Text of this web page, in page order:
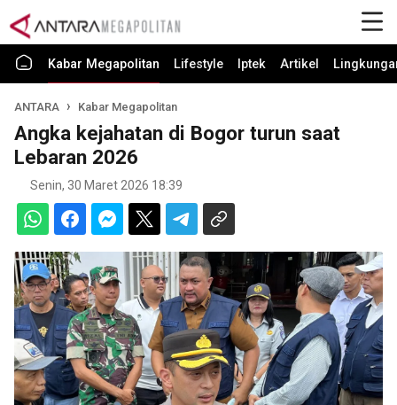
Kabar Megapolitan Lifestyle Iptek Artikel
ANTARA Kabar Megapolitan
Angka kejahatan di Bogor turun saat
Lebaran 2026
Senin, 30 Maret 2026 18:39